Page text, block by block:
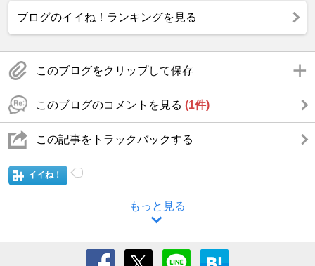
ブログのイイね！ランキングを見る
このブログをクリップして保存
このブログのコメントを見る (1件)
この記事をトラックバックする
イイね！
もっと見る